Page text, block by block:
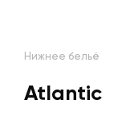
Нижнее бельё
Atlantic